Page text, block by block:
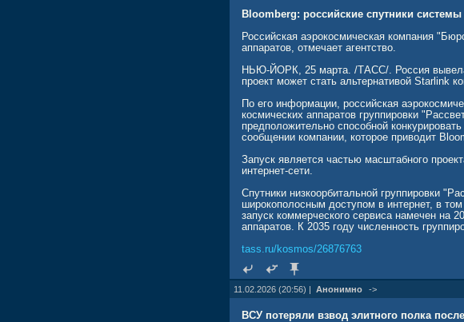
Bloomberg: российские спутники
Российская аэрокосмическая компания
аппаратов, отмечает агентство.
НЬЮ-ЙОРК, 25 марта. /ТАСС/. Россия вывела
проект может стать альтернативой Starlink
По его информации, российская
космических аппаратов группировки
предположительно способной
сообщении компании, которое приводит
Запуск является частью масштабного
интернет-сети.
Спутники низкоорбитальной группировки
широкополосным доступом в интернет, в
запуск коммерческого сервиса намечен на
аппаратов. К 2035 году численность
tass.ru/kosmos/26876763
11.02.2026 (20:56) | Анонимно ->
ВСУ потеряли взвод элитного полка